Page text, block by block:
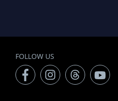
FOLLOW US